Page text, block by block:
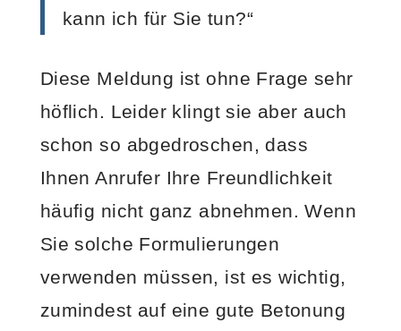
kann ich für Sie tun?“
Diese Meldung ist ohne Frage sehr
höflich. Leider klingt sie aber auch
schon so abgedroschen, dass
Ihnen Anrufer Ihre Freundlichkeit
häufig nicht ganz abnehmen. Wenn
Sie solche Formulierungen
verwenden müssen, ist es wichtig,
zumindest auf eine gute Betonung